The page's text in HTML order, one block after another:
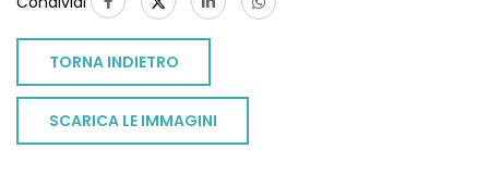
TORNA INDIETRO
SCARICA LE IMMAGINI